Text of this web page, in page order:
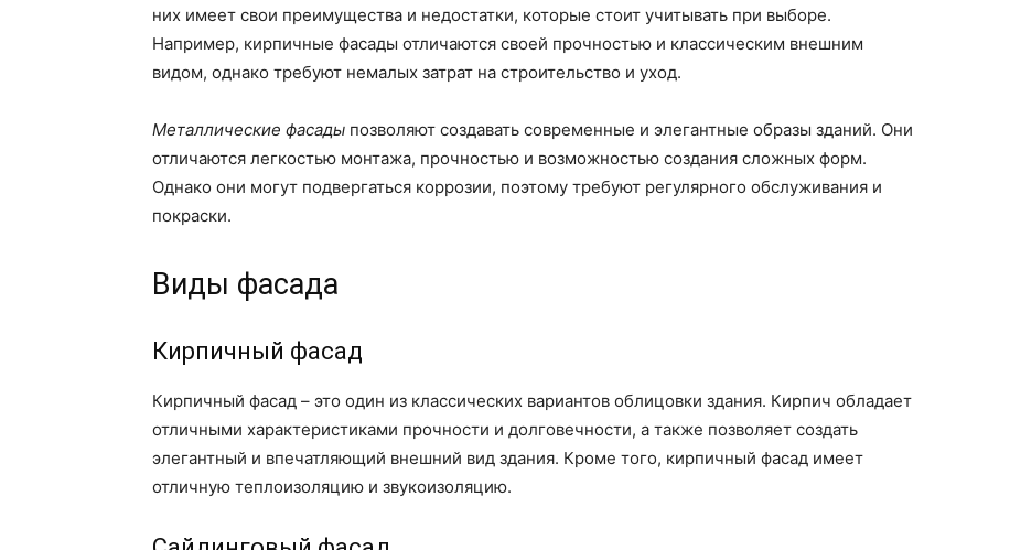
них имеет свои преимущества и недостатки, которые стоит учитывать при выборе.
Например, кирпичные фасады отличаются своей прочностью и классическим внешним
видом, однако требуют немалых затрат на строительство и уход.
Металлические фасады позволяют создавать современные и элегантные образы зданий. Они
отличаются легкостью монтажа, прочностью и возможностью создания сложных форм.
Однако они могут подвергаться коррозии, поэтому требуют регулярного обслуживания и
покраски.
Виды фасада
Кирпичный фасад
Кирпичный фасад – это один из классических вариантов облицовки здания. Кирпич обладает
отличными характеристиками прочности и долговечности, а также позволяет создать
элегантный и впечатляющий внешний вид здания. Кроме того, кирпичный фасад имеет
отличную теплоизоляцию и звукоизоляцию.